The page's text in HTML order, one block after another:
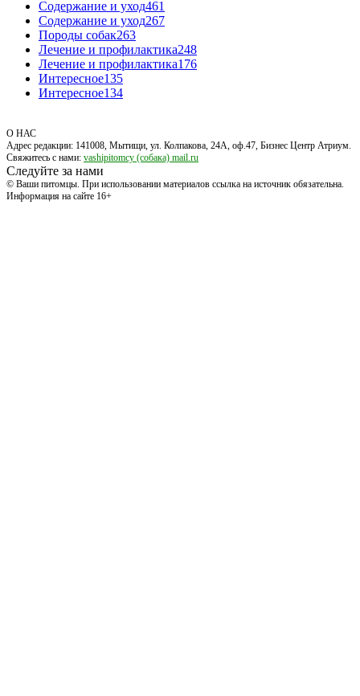
Содержание и уход461
Содержание и уход267
Породы собак263
Лечение и профилактика248
Лечение и профилактика176
Интересное135
Интересное134
О НАС
Адрес редакции: 141008, Мытищи, ул. Колпакова, 24А, оф.47, Бизнес Центр Атриум.
Свяжитесь с нами: vashipitomcy (собака) mail.ru
Следуйте за нами
© Ваши питомцы. При использовании материалов ссылка на источник обязательна.
Информация на сайте 16+